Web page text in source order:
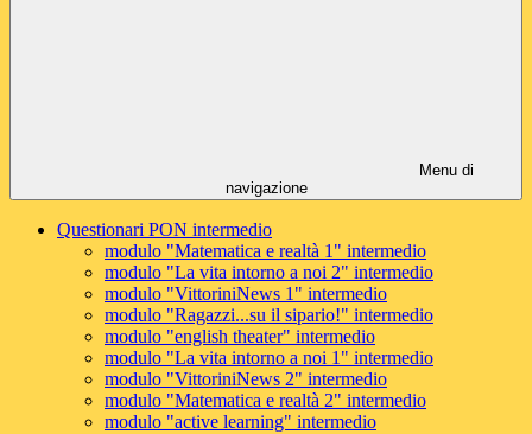
Menu di
navigazione
Questionari PON intermedio
modulo "Matematica e realtà 1" intermedio
modulo "La vita intorno a noi 2" intermedio
modulo "VittoriniNews 1" intermedio
modulo "Ragazzi...su il sipario!" intermedio
modulo "english theater" intermedio
modulo "La vita intorno a noi 1" intermedio
modulo "VittoriniNews 2" intermedio
modulo "Matematica e realtà 2" intermedio
modulo "active learning" intermedio